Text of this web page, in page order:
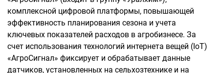
комплексной цифровой платформы, повышающей
эффективность планирования сезона и учета
ключевых показателей расходов в агробизнесе. За
счет использования технологий интернета вещей (IoT)
«АгроСигнал» фиксирует и обрабатывает данные
датчиков, установленных на сельхозтехнике и на